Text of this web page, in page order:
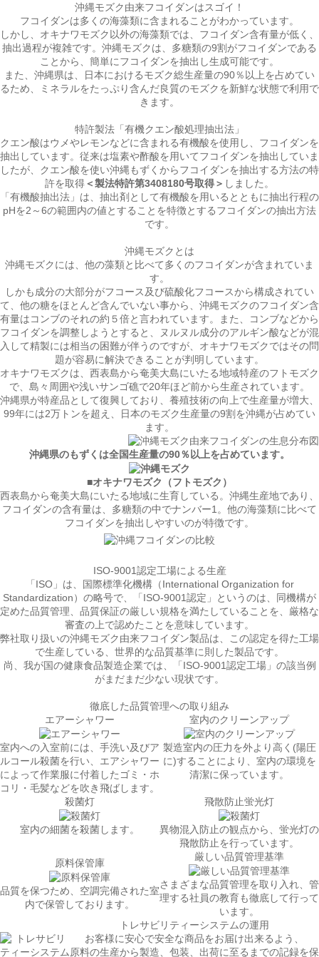
沖縄モズク由来フコイダンはスゴイ！
フコイダンは多くの海藻類に含まれることがわかっています。
しかし、オキナワモズク以外の海藻類では、フコイダン含有量が低く、
抽出過程が複雑です。 沖縄モズクは、多糖類の9割がフコイダンである
ことから、簡単にフコイダンを抽出し生成可能です。
また、沖縄県は、日本におけるモズク総生産量の90％以上を占めてい
るため、
ミネラルをたっぷり含んだ良質のモズクを新鮮な状態で利用で
きます。
特許製法「有機クエン酸処理抽出法」
クエン酸はウメやレモンなどに含まれる有機酸を使用し、フコイダンを
抽出しています。従来は塩素や酢酸を用いてフコイダンを抽出していま
したが、クエン酸を使い沖縄もずくからフコイダンを抽出する方法の特
許を取得＜製法特許第3408180号取得＞ しました。
「有機酸抽出法」は、抽出剤として有機酸を用いるとともに抽出行程の
pHを2～6の範囲内の値とすることを特徴とするフコイダンの抽出方法
です。
沖縄モズクとは
沖縄モズクには、他の藻類と比べて多くのフコイダンが含まれていま
す。
しかも成分の大部分がフコース及び硫酸化フコースから構成されてい
て、他の糖をほとんど含んでいない事から、沖縄モズクのフコイダン含
有量はコンブのそれの約５倍と言われています。また、コンブなどから
フコイダンを調整しようとすると、ヌルヌル成分のアルギン酸などが混
入して精製には相当の困難が伴うのですが、オキナワモズクではその問
題が容易に解決できることが判明しています。
オキナワモズクは、西表島から奄美大島にいたる地域特産のフトモズク
で、島々周囲や浅いサンゴ礁で20年ほど前から生産されています。
沖縄県が特産品として復興しており、養殖技術の向上で生産量が増大、
99年には2万トンを超え、日本のモズク生産量の9割を沖縄が占めてい
ます。
沖縄県のもずくは全国生産量の90％以上を占めています。
■オキナワモズク（フトモズク）
西表島から奄美大島にいたる地域に生育している。沖縄生産地であり、
フコイダンの含有量は、多糖類の中でナンバー1。他の海藻類に比べて
フコイダンを抽出しやすいのが特徴です。
ISO-9001認定工場による生産
「ISO」は、国際標準化機構（International Organization for
Standardization）の略号で、「ISO-9001認定」というのは、同機構が
定めた品質管理、品質保証の厳しい規格を満たしていることを、厳格な
審査の上で認めたことを意味しています。
弊社取り扱いの沖縄モズク由来フコイダン製品は、この認定を得た工場
で生産している、世界的な品質基準に則した製品です。
尚、我が国の健康食品製造企業では、「ISO-9001認定工場」の該当例
がまだまだ少ない現状です。
徹底した品質管理への取り組み
エアーシャワー
室内への入室前には、手洗い及びア
ルコール殺菌を行い、エアシャワー
によって作業服に付着したゴミ・ホ
コリ・毛髪などを吹き飛ばします。
室内のクリーンアップ
製造室内の圧力を外より高く(陽圧
に)することにより、室内の環境を
清潔に保っています。
殺菌灯
室内の細菌を殺菌します。
飛散防止蛍光灯
異物混入防止の観点から、蛍光灯の
飛散防止を行っています。
原料保管庫
品質を保つため、空調完備された室
内で保管しております。
厳しい品質管理基準
さまざまな品質管理を取り入れ、管
理する社員の教育も徹底して行って
います。
トレサビリティーシステムの運用
お客様に安心で安全な商品をお届け出来るよう、
原料の生産から製造、包装、出荷に至るまでの記録を保